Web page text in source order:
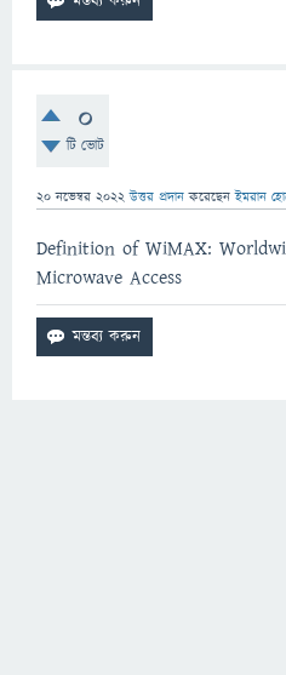
0
টি ভোট
20 নভেম্বর 2022 উত্তর প্রদান করেছেনইমরান
Definition of WiMAX:
Microwave Access